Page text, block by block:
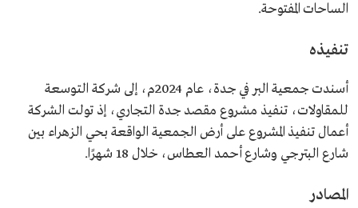
الساحات المفتوحة.
تنفيذه
أسندت جمعية البر في جدة، عام 2024م، إلى شركة التوسعة
للمقاولات، تنفيذ مشروع مقصد جدة التجاري، إذ تولت الشركة
أعمال تنفيذ المشروع على أرض الجمعية الواقعة بحي الزهراء بين
شارع البترجي وشارع أحمد العطاس، خلال 18 شهرًا.
المصادر